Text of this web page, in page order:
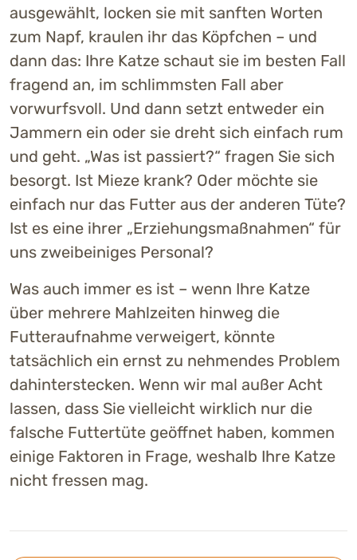
ausgewählt, locken sie mit sanften Worten
zum Napf, kraulen ihr das Köpfchen – und
dann das: Ihre Katze schaut sie im besten Fall
fragend an, im schlimmsten Fall aber
vorwurfsvoll. Und dann setzt entweder ein
Jammern ein oder sie dreht sich einfach rum
und geht. „Was ist passiert?“ fragen Sie sich
besorgt. Ist Mieze krank? Oder möchte sie
einfach nur das Futter aus der anderen Tüte?
Ist es eine ihrer „Erziehungsmaßnahmen“ für
uns zweibeiniges Personal?
Was auch immer es ist – wenn Ihre Katze
über mehrere Mahlzeiten hinweg die
Futteraufnahme verweigert, könnte
tatsächlich ein ernst zu nehmendes Problem
dahinterstecken. Wenn wir mal außer Acht
lassen, dass Sie vielleicht wirklich nur die
falsche Futtertüte geöffnet haben, kommen
einige Faktoren in Frage, weshalb Ihre Katze
nicht fressen mag.